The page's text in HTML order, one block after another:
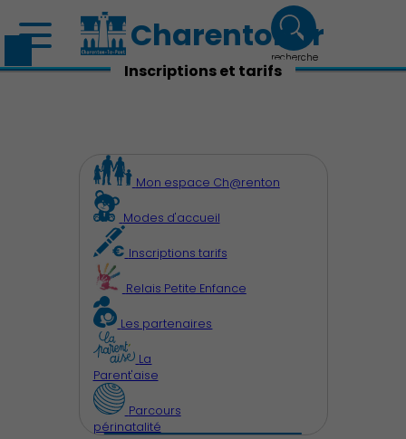
Charenton.fr
recherche
Inscriptions et tarifs
Mon espace Ch@renton
Modes d'accueil
Inscriptions tarifs
Relais Petite Enfance
Les partenaires
La
Parent'aise
Parcours
périnatalité